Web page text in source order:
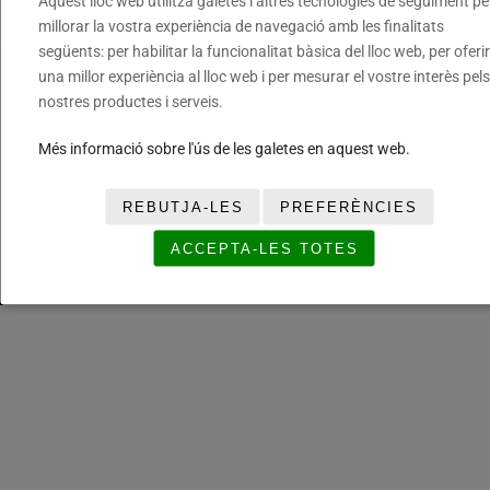
Fundació del Bàsquet Català. Tots els drets reservats ©
millorar la vostra experiència de navegació amb les finalitats
següents: per habilitar la funcionalitat bàsica del lloc web, per oferir
una millor experiència al lloc web i per mesurar el vostre interès pels
nostres productes i serveis.
Més informació sobre l'ús de les galetes en aquest web.
REBUTJA-LES PREFERÈNCIES
ACCEPTA-LES TOTES